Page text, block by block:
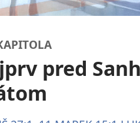
pred